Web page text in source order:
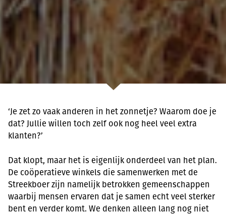
‘Je zet zo vaak anderen in het zonnetje? Waarom doe je
dat? Jullie willen toch zelf ook nog heel veel extra
klanten?’
Dat klopt, maar het is eigenlijk onderdeel van het plan.
De coöperatieve winkels die samenwerken met de
Streekboer zijn namelijk betrokken gemeenschappen
waarbij mensen ervaren dat je samen echt veel sterker
bent en verder komt. We denken alleen lang nog niet